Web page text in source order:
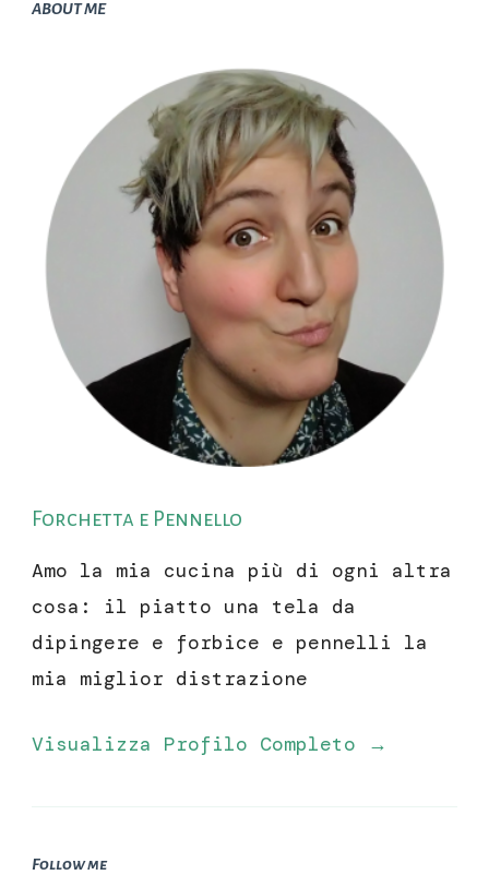
ABOUT ME
Forchetta e Pennello
Amo la mia cucina più di ogni altra
cosa: il piatto una tela da
dipingere e forbice e pennelli la
mia miglior distrazione
Visualizza Profilo Completo →
Follow me